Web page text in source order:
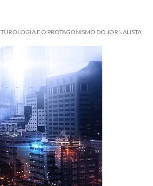
E O PROTAGONISMO DO JORNALISTA